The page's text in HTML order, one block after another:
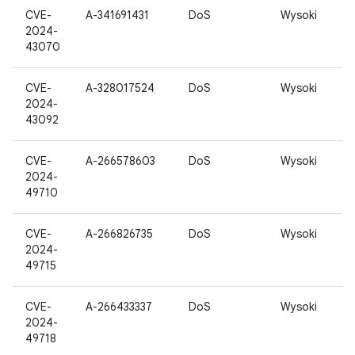
CVE-
2024-
43070
A-341691431 DoS Wysoki
CVE-
2024-
43092
A-328017524 DoS Wysoki
CVE-
2024-
49710
A-266578603 DoS Wysoki
CVE-
2024-
49715
A-266826735 DoS Wysoki
CVE-
2024-
49718
A-266433337 DoS Wysoki